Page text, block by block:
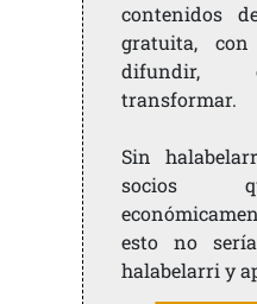
contenidos
gratuita,
difundir,
transformar.
Sin
socios
esto no
halabelarri y